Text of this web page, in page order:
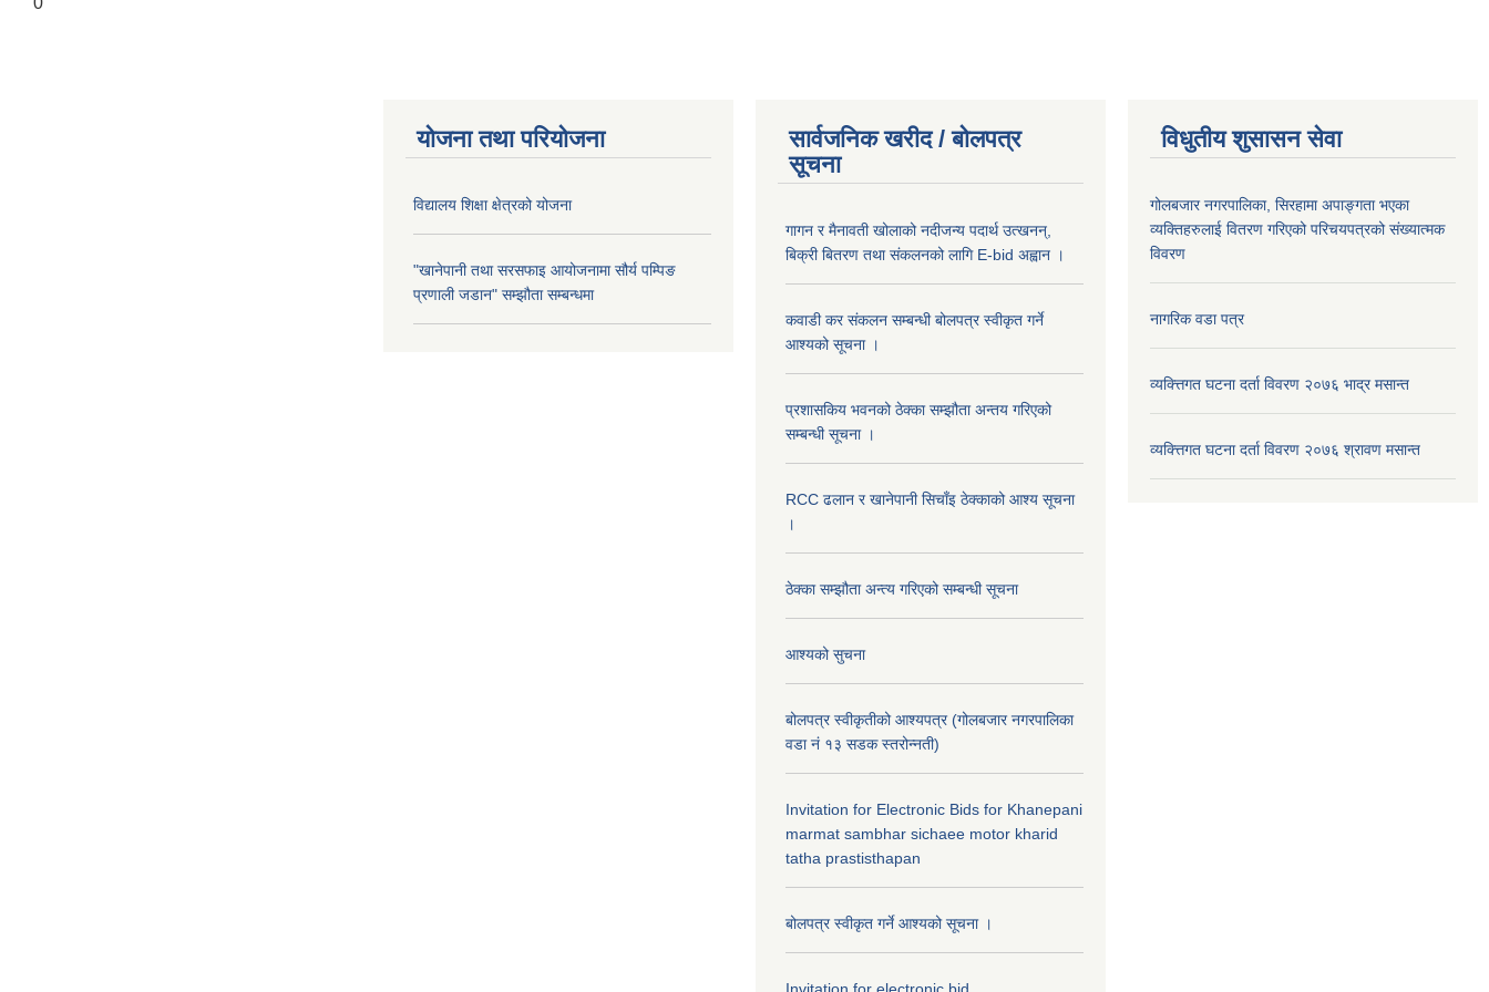
योजना तथा परियोजना
विद्यालय शिक्षा क्षेत्रको योजना
"खानेपानी तथा सरसफाइ आयोजनामा सौर्य पम्पिङ
प्रणाली जडान" सम्झौता सम्बन्धमा
सार्वजनिक खरीद / बोलपत्र
सूचना
गागन र मैनावती खोलाको नदीजन्य पदार्थ उत्खनन्,
बिक्री बितरण तथा संकलनको लागि E-bid अह्वान ।
कवाडी कर संकलन सम्बन्धी बोलपत्र स्वीकृत गर्ने
आश्यको सूचना ।
प्रशासकिय भवनको ठेक्का सम्झौता अन्तय गरिएको
सम्बन्धी सूचना ।
RCC ढलान र खानेपानी सिचाँइ ठेक्काको आश्य सूचना
।
ठेक्का सम्झौता अन्त्य गरिएको सम्बन्धी सूचना
आश्यको सुचना
बोलपत्र स्वीकृतीको आश्यपत्र (गोलबजार नगरपालिका
वडा नं १३ सडक स्तरोन्नती)
Invitation for Electronic Bids for Khanepani
marmat sambhar sichaee motor kharid
tatha prastisthapan
बोलपत्र स्वीकृत गर्ने आश्यको सूचना ।
Invitation for electronic bid.
विधुतीय शुसासन सेवा
गोलबजार नगरपालिका, सिरहामा अपाङ्गता भएका
व्यक्तिहरुलाई वितरण गरिएको परिचयपत्रको संख्यात्मक
विवरण
नागरिक वडा पत्र
व्यक्त्तिगत घटना दर्ता विवरण २०७६ भाद्र मसान्त
व्यक्त्तिगत घटना दर्ता विवरण २०७६ श्रावण मसान्त